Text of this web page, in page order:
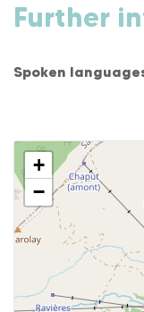
Further
Spoken
+
−